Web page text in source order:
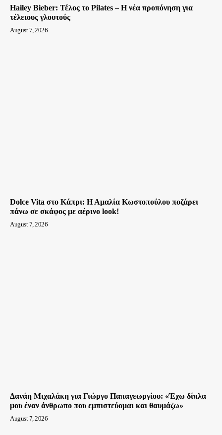
Hailey Bieber: Τέλος το Pilates – Η νέα προπόνηση για
τέλειους γλουτούς
August 7, 2026
Dolce Vita στο Κάπρι: Η Αμαλία Κωστοπούλου ποζάρει
πάνω σε σκάφος με αέρινο look!
August 7, 2026
Δανάη Μιχαλάκη για Γιώργο Παπαγεωργίου: «Έχω δίπλα
μου έναν άνθρωπο που εμπιστεύομαι και θαυμάζω»
August 7, 2026